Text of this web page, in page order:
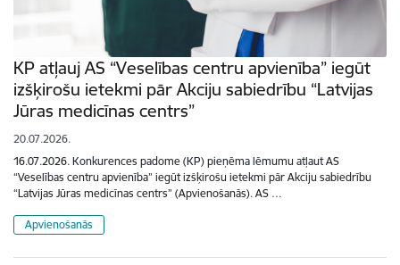
KP atļauj AS “Veselības centru apvienība” iegūt
izšķirošu ietekmi pār Akciju sabiedrību “Latvijas
Jūras medicīnas centrs”
20.07.2026.
16.07.2026. Konkurences padome (KP) pieņēma lēmumu atļaut AS
“Veselības centru apvienība” iegūt izšķirošu ietekmi pār Akciju sabiedrību
“Latvijas Jūras medicīnas centrs” (Apvienošanās). AS …
Apvienošanās